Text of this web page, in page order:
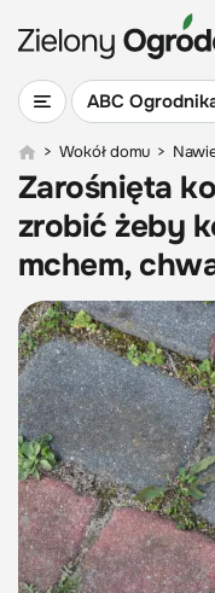
ABC
> Wokół domu >
Zarośnięta
zrobić żeby
mchem,